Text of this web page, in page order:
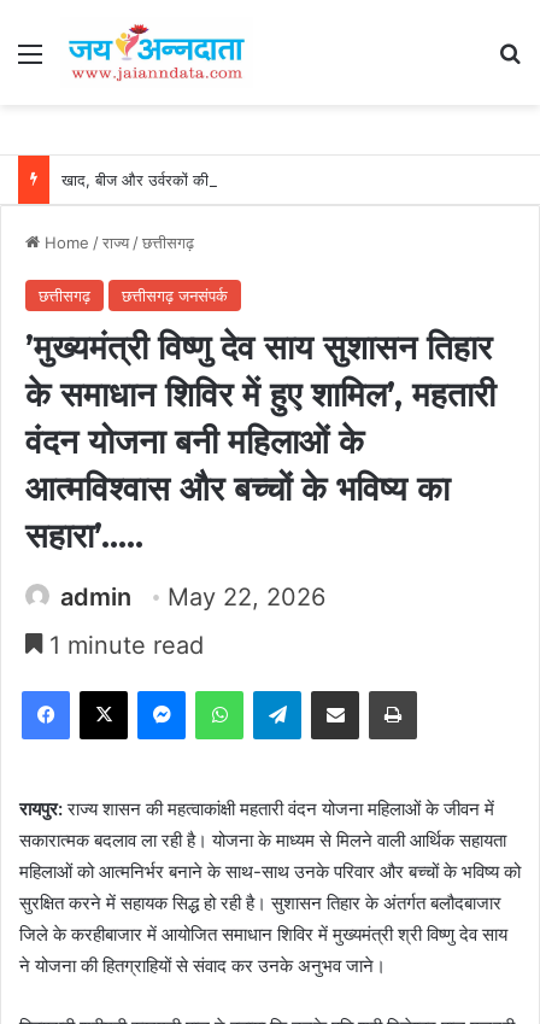
Menu
Home /राज्य/छत्तीसगढ़
छत्तीसगढ़ छत्तीसगढ़ जनसंपर्क
’मुख्यमंत्री विष्णु देव साय सुशासन तिहार
के समाधान शिविर में हुए शामिल’, महतारी
वंदन योजना बनी महिलाओं के
आत्मविश्वास और बच्चों के भविष्य का
सहारा’…..
admin
May 22, 2026
1 minute read
Facebook
X MessengerWhatsAppTelegramShare via Email Print
रायपुर:राज्य शासन की महत्वाकांक्षी महतारी वंदन योजना महिलाओं के जीवन में
सकारात्मक बदलाव ला रही है। योजना के माध्यम से मिलने वाली आर्थिक सहायता
महिलाओं को आत्मनिर्भर बनाने के साथ-साथ उनके परिवार और बच्चों के भविष्य को
सुरक्षित करने में सहायक सिद्ध हो रही है। सुशासन तिहार के अंतर्गत बलौदबाजार
जिले के करहीबाजार में आयोजित समाधान शिविर में मुख्यमंत्री श्री विष्णु देव साय
ने योजना की हितग्राहियों से संवाद कर उनके अनुभव जाने।